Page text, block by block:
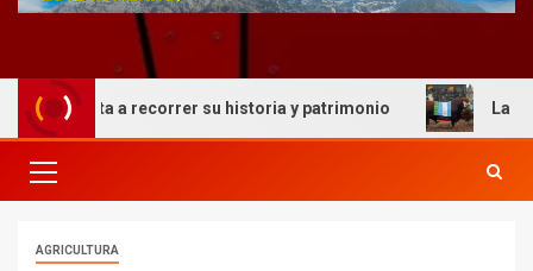
a recorrer su historia y patrimonio La genética
AGRICULTURA